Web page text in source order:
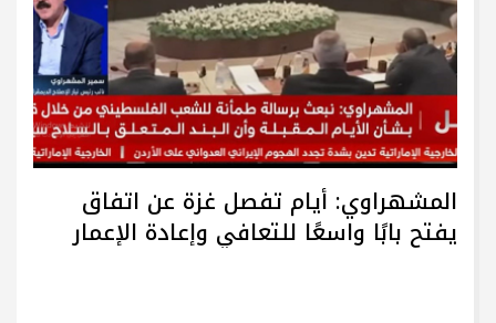
المشهراوي: أيام تفصل غزة عن اتفاق
يفتح بابًا واسعًا للتعافي وإعادة الإعمار